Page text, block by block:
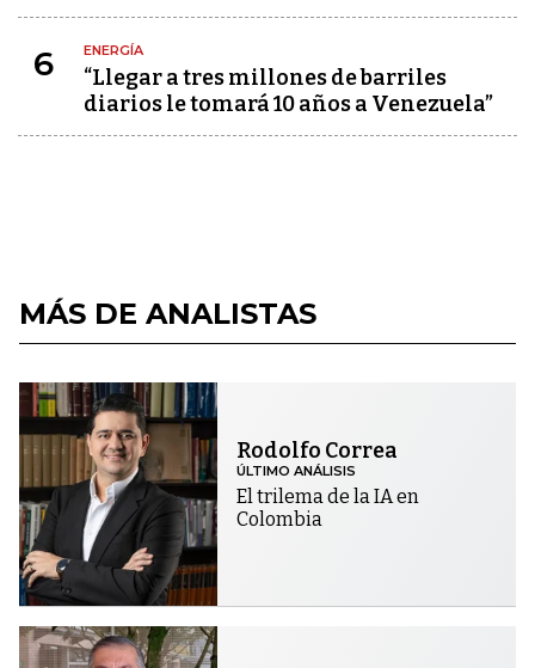
6 ENERGÍA
“Llegar a tres millones de barriles
diarios le tomará 10 años a Venezuela”
MÁS DE ANALISTAS
Rodolfo Correa
ÚLTIMO ANÁLISIS
El trilema de la IA en
Colombia